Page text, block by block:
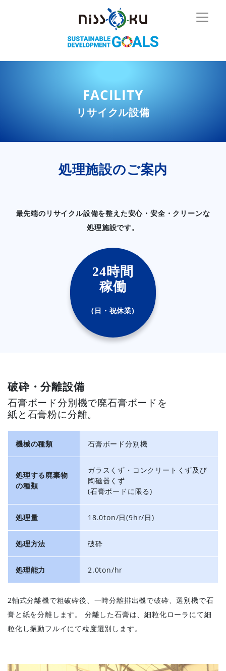
FACILITY
リサイクル設備
処理施設のご案内
最先端のリサイクル設備を整えた安心・安全・クリーンな
処理施設です。
24時間
稼働
(日・祝休業)
破砕・分離設備
石膏ボード分別機で廃石膏ボードを
紙と石膏粉に分離。
機械の種類 石膏ボード分別機
処理する廃棄物
の種類
ガラスくず・コンクリートくず及び
陶磁器くず
(石膏ボードに限る)
処理量 18.0ton/日(9hr/日)
処理方法 破砕
処理能力 2.0ton/hr
2軸式分離機で粗破砕後、一時分離排出機で破砕、選別機で石
膏と紙を分離します。 分離した石膏は、細粒化ローラにて細
粒化し振動フルイにて粒度選別します。